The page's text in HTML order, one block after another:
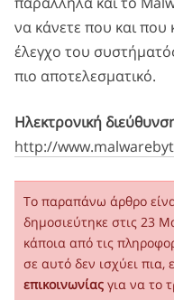
να κάνετε που και που
έλεγχο του
πιο αποτελεσματικό.
Ηλεκτρονική
http://
Το παραπάνω άρθρο
δημοσιεύτηκε στις 23
κάποια από τις
σε αυτό δεν ισχύει
επικοινωνίας για να το